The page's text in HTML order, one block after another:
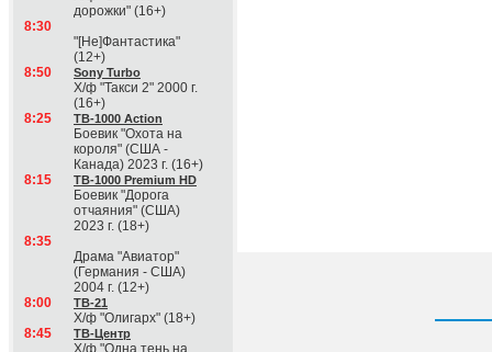
дорожки" (16+)
8:30
"[Не]Фантастика"
(12+)
8:50
Sony Turbo
Х/ф "Такси 2" 2000 г.
(16+)
8:25
ТВ-1000 Action
Боевик "Охота на
короля" (США -
Канада) 2023 г. (16+)
8:15
ТВ-1000 Premium HD
Боевик "Дорога
отчаяния" (США)
2023 г. (18+)
8:35
Драма "Авиатор"
(Германия - США)
2004 г. (12+)
8:00
ТВ-21
Х/ф "Олигарх" (18+)
8:45
ТВ-Центр
Х/ф "Одна тень на